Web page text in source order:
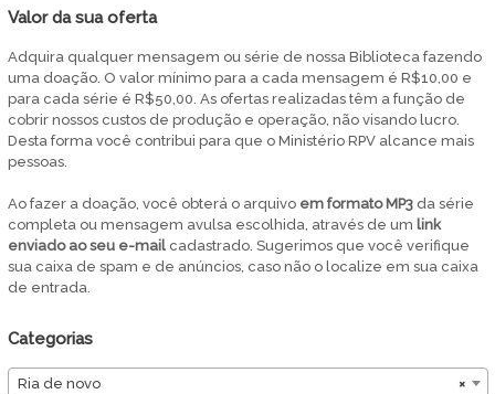
Valor da sua oferta
Adquira qualquer mensagem ou série de nossa Biblioteca fazendo
uma doação. O valor mínimo para a cada mensagem é R$10,00 e
para cada série é R$50,00. As ofertas realizadas têm a função de
cobrir nossos custos de produção e operação, não visando lucro.
Desta forma você contribui para que o Ministério RPV alcance mais
pessoas.
Ao fazer a doação, você obterá o arquivo em formato MP3da série
completa ou mensagem avulsa escolhida, através de um link
enviado ao seu e-mailcadastrado. Sugerimos que você verifique
sua caixa de spam e de anúncios, caso não o localize em sua caixa
de entrada.
Categorias
×
Ria de novo